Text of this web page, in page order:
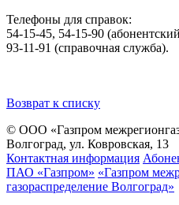
Телефоны для справок:
54-15-45, 54-15-90
93-11-91 (справочная служба).
Возврат к списку
© ООО «Газпром
Волгоград, ул. Ковровская, 13
Контактная информация
ПАО «Газпром» «Газпром
газораспределение Волгоград»